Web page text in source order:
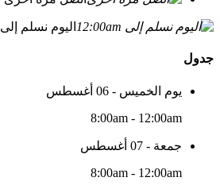
اليوم نسلم إلى 12:00am
جدول
يوم الخميس - 06 أغسطس
8:00am - 12:00am
جمعة - 07 أغسطس
8:00am - 12:00am